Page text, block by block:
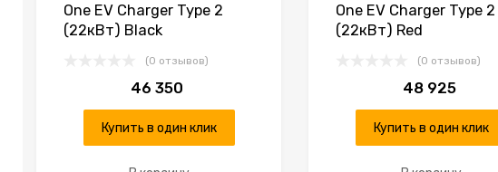
One EV Charger Type 2
(22кВт) Black
(0 отзывов)
46 350
Купить в один клик
One EV Charger Type 2
(22кВт) Red
(0 отзывов)
48 925
Купить в один клик